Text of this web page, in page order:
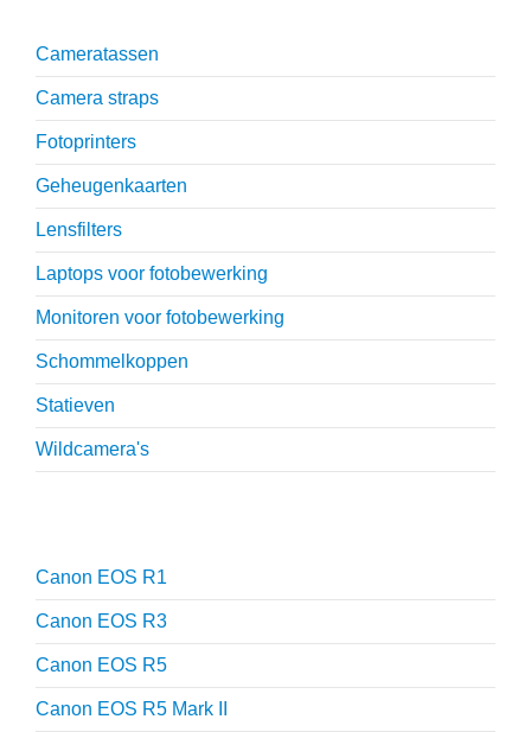
Cameratassen
Camera straps
Fotoprinters
Geheugenkaarten
Lensfilters
Laptops voor fotobewerking
Monitoren voor fotobewerking
Schommelkoppen
Statieven
Wildcamera's
Canon EOS R1
Canon EOS R3
Canon EOS R5
Canon EOS R5 Mark II